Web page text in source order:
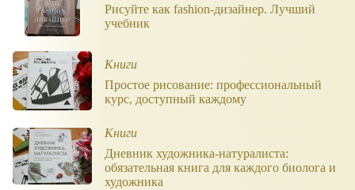
Рисуйте как fashion-дизайнер. Лучший
учебник
Книги
Простое рисование: профессиональный
курс, доступный каждому
Книги
Дневник художника-натуралиста:
обязательная книга для каждого биолога и
художника